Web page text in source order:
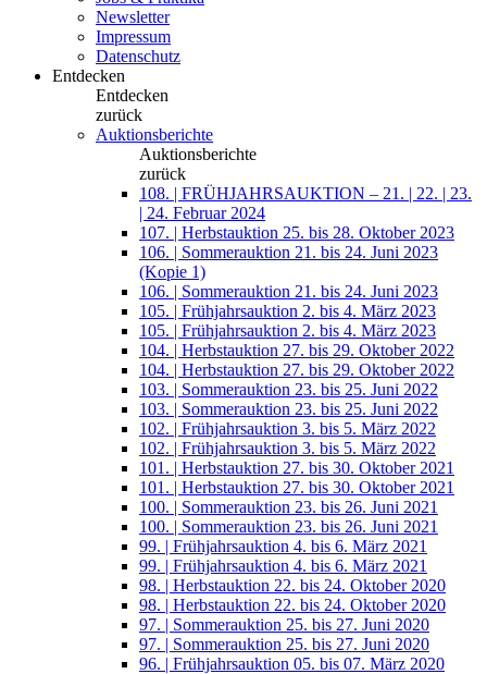
Newsletter
Impressum
Datenschutz
Entdecken
Entdecken
zurück
Auktionsberichte
Auktionsberichte
zurück
108. | FRÜHJAHRSAUKTION – 21. | 22. | 23.
| 24. Februar 2024
107. | Herbstauktion 25. bis 28. Oktober 2023
106. | Sommerauktion 21. bis 24. Juni 2023
(Kopie 1)
106. | Sommerauktion 21. bis 24. Juni 2023
105. | Frühjahrsauktion 2. bis 4. März 2023
105. | Frühjahrsauktion 2. bis 4. März 2023
104. | Herbstauktion 27. bis 29. Oktober 2022
104. | Herbstauktion 27. bis 29. Oktober 2022
103. | Sommerauktion 23. bis 25. Juni 2022
103. | Sommerauktion 23. bis 25. Juni 2022
102. | Frühjahrsauktion 3. bis 5. März 2022
102. | Frühjahrsauktion 3. bis 5. März 2022
101. | Herbstauktion 27. bis 30. Oktober 2021
101. | Herbstauktion 27. bis 30. Oktober 2021
100. | Sommerauktion 23. bis 26. Juni 2021
100. | Sommerauktion 23. bis 26. Juni 2021
99. | Frühjahrsauktion 4. bis 6. März 2021
99. | Frühjahrsauktion 4. bis 6. März 2021
98. | Herbstauktion 22. bis 24. Oktober 2020
98. | Herbstauktion 22. bis 24. Oktober 2020
97. | Sommerauktion 25. bis 27. Juni 2020
97. | Sommerauktion 25. bis 27. Juni 2020
96. | Frühjahrsauktion 05. bis 07. März 2020